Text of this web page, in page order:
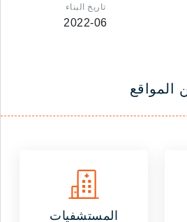
تاريخ البناء
2022-06
المواقع
المستشفيات